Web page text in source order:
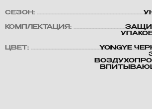
СЕЗОН:
КОМПЛЕКТАЦИЯ:
ЦВЕТ:
YONGYE